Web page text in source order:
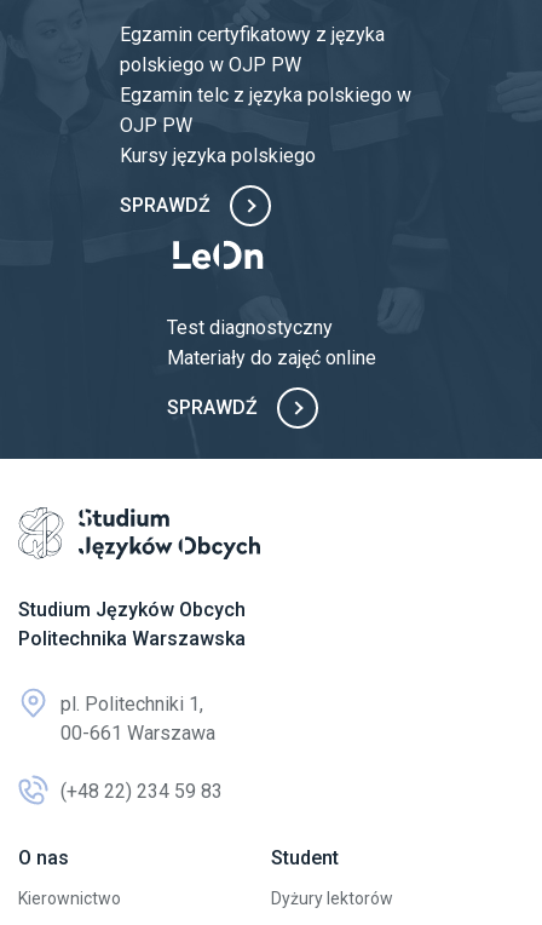
Mechatronics (Mechatr.)
Aerospace Engineering (MEiL)
Power Engineering (MEiL)
Egzamin certyfikatowy z języka
polskiego w OJP PW
Egzamin telc z języka polskiego w
OJP PW
Kursy języka polskiego
SPRAWDŹ
Test diagnostyczny
Materiały do zajęć online
SPRAWDŹ
Studium Języków Obcych
Politechnika Warszawska
pl. Politechniki 1,
00-661 Warszawa
(+48 22) 234 59 83
O nas
Kierownictwo
Student
Dyżury lektorów